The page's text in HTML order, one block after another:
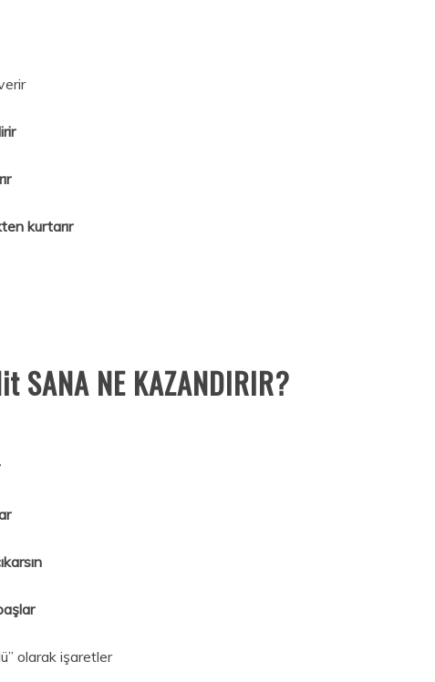
kurtarır
SANA NE KAZANDIRIR?
olarak işaretler